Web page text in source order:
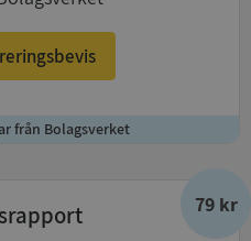
från Bolagsverket
79 kr